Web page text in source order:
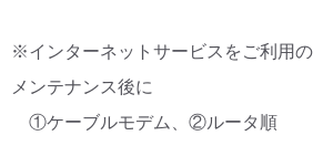
※インターネットサービスをご利用の
メンテナンス後に
①ケーブルモデム、②ルータ順